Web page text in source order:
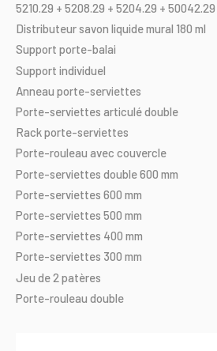
5210.29 + 5208.29 + 5204.29 + 50042.29
Distributeursavon liquidemural 180 ml
Support porte-balai
Support individuel
Anneau porte-serviettes
Porte-serviettes articulédouble
Rackporte-serviettes
Porte-rouleau avec couvercle
Porte-serviettes double600 mm
Porte-serviettes 600 mm
Porte-serviettes 500 mm
Porte-serviettes 400 mm
Porte-serviettes 300 mm
Jeu de2 patères
Porte-rouleau double